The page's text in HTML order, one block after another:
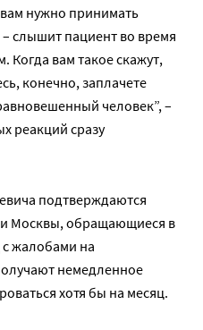
нужно принимать
слышит пациент во время
Когда вам такое скажут,
конечно, заплачете
человек”, –
реакций сразу
подтверждаются
Москвы, обращающиеся в
жалобами на
немедленное
хотя бы на месяц.